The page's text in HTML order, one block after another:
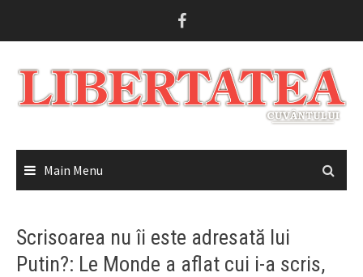
Main Menu
Scrisoarea nu îi este adresată lui
Putin?: Le Monde a aflat cui i-a scris,